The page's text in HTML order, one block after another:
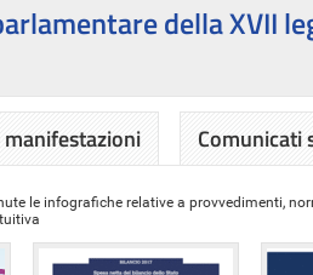
della XVII
manifestazioni Comunicati
le infografiche relative a provvedimenti,